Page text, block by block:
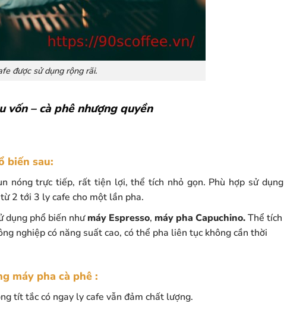
được sử dụng rộng rãi.
vốn – cà phê nhượng quyền
biến sau:
nóng trực tiếp, rất tiện lợi, thể tích nhỏ gọn. Phù hợp sử dụng
2 tới 3 ly cafe cho một lần pha.
dụng phổ biến nhưmáy Espresso, máy pha Capuchino.Thể tích
nghiệp có năng suất cao, có thể pha liên tục không cần thời
máy pha cà phê :
tít tắc có ngay ly cafe vẫn đảm chất lượng.